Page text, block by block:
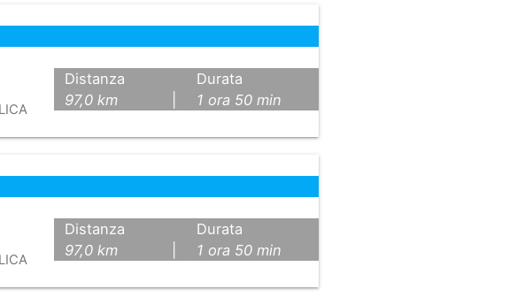
Distanza
97,0 km
Durata
1 ora 50 min
Distanza
97,0 km
Durata
1 ora 50 min